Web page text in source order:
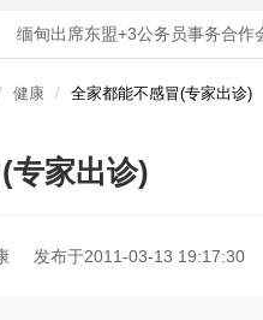
缅甸出席东盟+3公务员事务合作会议
健康 全家都能不感冒(专家出诊)
专家出诊)
发布于2011-03-13 19:17:30